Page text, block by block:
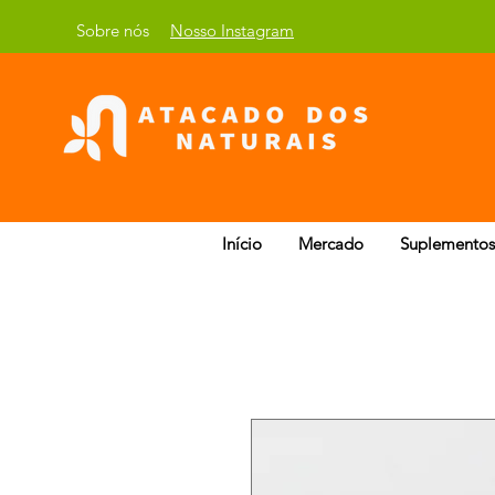
Sobre nós Nosso Instagram
Início Mercado